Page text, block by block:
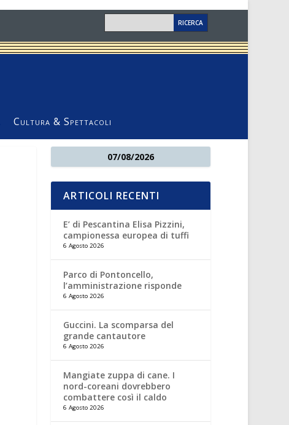
Cultura & Spettacoli
07/08/2026
ARTICOLI RECENTI
E’ di Pescantina Elisa Pizzini,
campionessa europea di tuffi
6 Agosto 2026
Parco di Pontoncello,
l’amministrazione risponde
6 Agosto 2026
Guccini. La scomparsa del
grande cantautore
6 Agosto 2026
Mangiate zuppa di cane. I
nord-coreani dovrebbero
combattere così il caldo
6 Agosto 2026